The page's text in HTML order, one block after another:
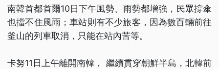
南韓首都首爾10日下午風勢、雨勢都增強，民眾撐傘
也擋不住風雨；車站則有不少旅客，因為數百輛前往
釜山的列車取消，只能在站內苦等。
卡努11日上午離開南韓， 繼續貫穿朝鮮半島，北韓前